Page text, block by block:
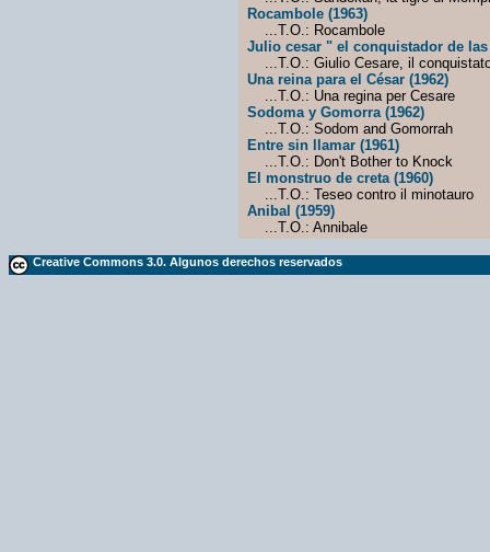
Rocambole (1963)
...T.O.: Rocambole
Julio cesar " el conquistador de las
...T.O.: Giulio Cesare, il
Una reina para el César (1962)
...T.O.: Una regina per Cesare
Sodoma y Gomorra (1962)
...T.O.: Sodom and Gomorrah
Entre sin llamar (1961)
...T.O.: Don't Bother to Knock
El monstruo de creta (1960)
...T.O.: Teseo contro il minotauro
Anibal (1959)
...T.O.: Annibale
Creative Commons 3.0. Algunos derechos reservados